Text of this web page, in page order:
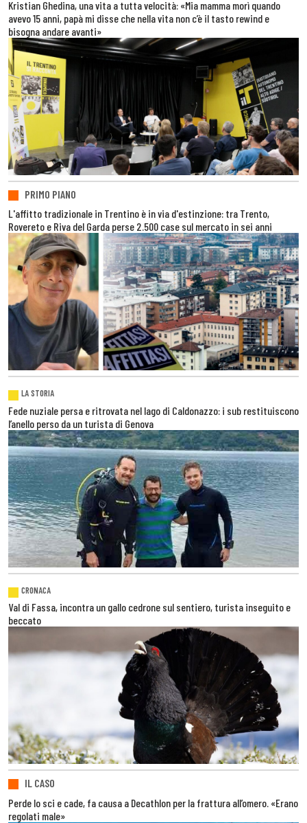
Kristian Ghedina, una vita a tutta velocità: «Mia mamma morì quando
avevo 15 anni, papà mi disse che nella vita non c’è il tasto rewind e
bisogna andare avanti»
PRIMO PIANO
L'affitto tradizionale in Trentino è in via d'estinzione: tra Trento,
Rovereto e Riva del Garda perse 2.500 case sul mercato in sei anni
LA STORIA
Fede nuziale persa e ritrovata nel lago di Caldonazzo: i sub restituiscono
l’anello perso da un turista di Genova
CRONACA
Val di Fassa, incontra un gallo cedrone sul sentiero, turista inseguito e
beccato
IL CASO
Perde lo sci e cade, fa causa a Decathlon per la frattura all’omero. «Erano
regolati male»